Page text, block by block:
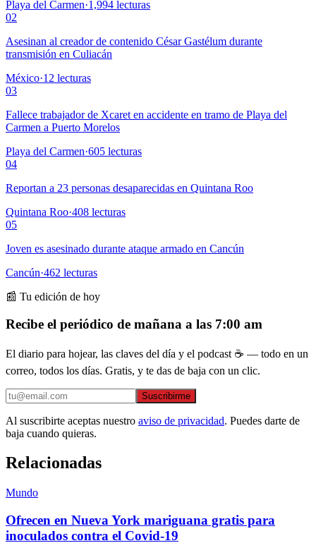
Playa del Carmen·1,994 lecturas
02
Asesinan al creador de contenido César Gastélum durante
transmisión en Culiacán
México·12 lecturas
03
Fallece trabajador de Xcaret en accidente en tramo de Playa del
Carmen a Puerto Morelos
Playa del Carmen·605 lecturas
04
Reportan a 23 personas desaparecidas en Quintana Roo
Quintana Roo·408 lecturas
05
Joven es asesinado durante ataque armado en Cancún
Cancún·462 lecturas
📰 Tu edición de hoy
Recibe el periódico de mañana a las 7:00 am
El diario para hojear, las claves del día y el podcast ☕ — todo en un
correo, todos los días. Gratis, y te das de baja con un clic.
Suscribirme
Al suscribirte aceptas nuestro aviso de privacidad. Puedes darte de
baja cuando quieras.
Relacionadas
Mundo
Ofrecen en Nueva York mariguana gratis para
inoculados contra el Covid-19